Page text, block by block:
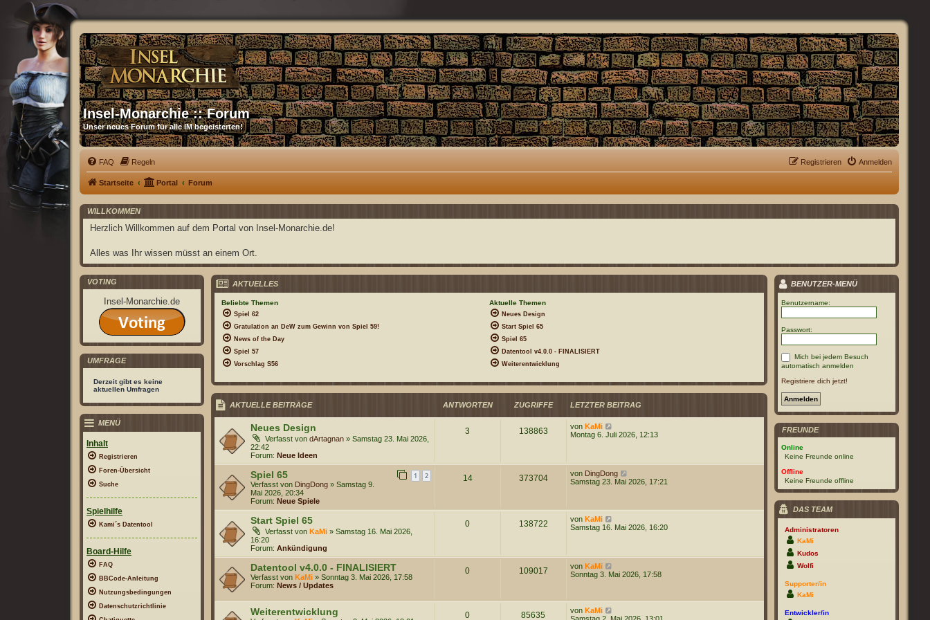
Insel-Monarchie :: Forum
Unser neues Forum für alle IM begeisterten!
FAQ Regeln Anmelden
Registrieren
Startseite Portal Forum
WILLKOMMEN
Herzlich Willkommen auf dem Portal von Insel-Monarchie.de!
Alles was Ihr wissen müsst an einem Ort.
AKTUELLES
Beliebte Themen Aktuelle Themen
Spiel 62
Gratulation an DeW zum Gewinn von Spiel 59!
News of the Day
Spiel 57
Vorschlag S56
Neues Design
Start Spiel 65
Spiel 65
Datentool v4.0.0 - FINALISIERT
Weiterentwicklung
AKTUELLE BEITRÄGE ANTWORTEN ZUGRIFFE LETZTER BEITRAG
Neues Design
Verfasst von dArtagnan » Samstag 23. Mai 2026,
22:42
Forum: Neue Ideen
3 138863 von KaMi
e
t
e
r
i
r
Montag 6. Juli 2026, 12:13
Spiel 65 1 2
Verfasst von DingDong » Samstag 9.
Mai 2026, 20:34
Forum: Neue Spiele
14 373704 von DingDong
e
r
i
r
Samstag 23. Mai 2026, 17:21
Start Spiel 65
Verfasst von KaMi » Samstag 16. Mai 2026,
16:20
Forum: Ankündigung
0 138722 von KaMi
e
t
r
i
r
Samstag 16. Mai 2026, 16:20
Datentool v4.0.0 - FINALISIERT
Verfasst von KaMi » Sonntag 3. Mai 2026, 17:58
Forum: News / Updates
0 109017 von KaMi
e
e
Sonntag 3. Mai 2026, 17:58
Weiterentwicklung 0 85635 von KaMi
e
Samstag 2. Mai 2026, 13:01
VOTING
Insel-Monarchie.de
UMFRAGE
Derzeit gibt es keine
aktuellen Umfragen
MENÜ
Inhalt
Registrieren
Foren-Übersicht
Suche
Spielhilfe
Kami´s Datentool
Board-Hilfe
FAQ
BBCode-Anleitung
Nutzungsbedingungen
Datenschutzrichtlinie
BENUTZER-MENÜ
Benutzername:
Passwort:
Mich bei jedem Besuch
automatisch anmelden
Registriere dich jetzt!
FREUNDE
Online
Keine Freunde online
Offline
Keine Freunde offline
DAS TEAM
Administratoren
KaMi
Kudos
Wolfi
Supporter/in
KaMi
Entwickler/in